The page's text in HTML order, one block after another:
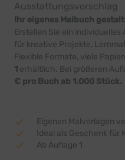
Ausstattungsvorschlag
Ihr eigenes Malbuch
Erstellen Sie ein
für kreative Projekte,
Flexible Formate, viele
1 erhältlich. Bei größeren
€ pro Buch ab 1.000 Stück.
Eigenen Malvorlagen
Ideal als Geschenk für
Ab Auflage 1